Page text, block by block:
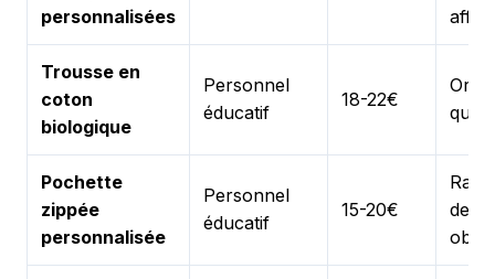
personnalisées
Trousse en
coton
biologique
Personnel
éducatif
18-22€
Pochette
zippée
personnalisée
Personnel
éducatif
15-20€
des